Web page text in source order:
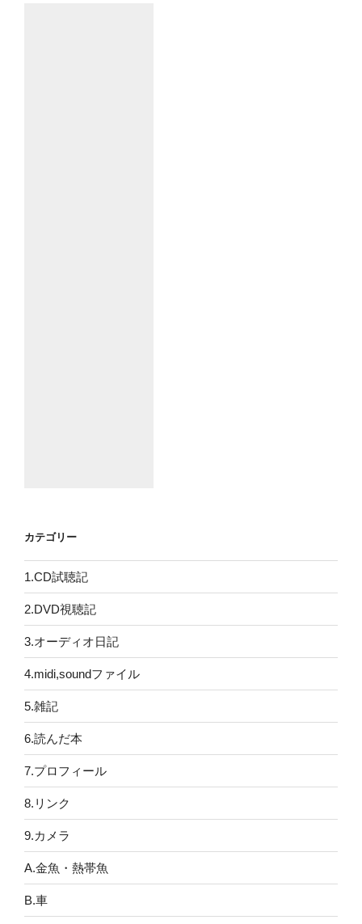
カテゴリー
1.CD試聴記
2.DVD視聴記
3.オーディオ日記
4.midi,soundファイル
5.雑記
6.読んだ本
7.プロフィール
8.リンク
9.カメラ
A.金魚・熱帯魚
B.車